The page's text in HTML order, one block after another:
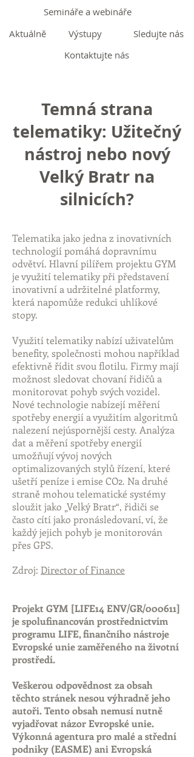
Temná strana
telematiky: Užitečný
nástroj nebo nový
Velký Bratr na
silnicích?
Telematika jako jedna z inovativních
technologií pomáhá dopravnímu
odvětví. Hlavní pilířem projektu GYM
je využití telematiky při představení
inovativní a udržitelné platformy,
která napomůže redukci uhlíkové
stopy.
Využití telematiky nabízí uživatelům
benefity, společnosti mohou například
efektivně řídit svou flotilu. Firmy mají
možnost sledovat chovaní řidičů a
monitorovat pohyb svých vozidel.
Nové technologie nabízejí měření
spotřeby energií a využitím algoritmů
nalezení nejúspornější cesty. Analýza
dat a měření spotřeby energií
umožňují vývoj nových
optimalizovaných stylů řízení, které
ušetří peníze i emise CO2. Na druhé
straně mohou telematické systémy
sloužit jako „Velký Bratr“, řidiči se
často cítí jako pronásledovaní, ví, že
každý jejich pohyb je monitorován
přes GPS. ​
Zdroj: Director of Finance
Projekt GYM [LIFE14 ENV/GR/000611]
je spolufinancován prostřednictvím
programu LIFE, finančního nástroje
Evropské unie zaměřeného na životní
prostředí.
Veškerou odpovědnost za obsah
těchto stránek nesou výhradně jeho
autoři. Tento obsah nemusí nutně
vyjadřovat názor Evropské unie.
Výkonná agentura pro malé a střední
podniky (EASME) ani Evropská
Semináře a webináře
Aktuálně
Výstupy
Sledujte nás
Kontaktujte nás